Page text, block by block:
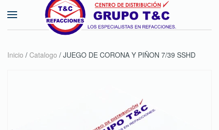
Skip to main content
Inicio / Catalogo / JUEGO DE CORONA Y PIÑON 7/39 SSHD